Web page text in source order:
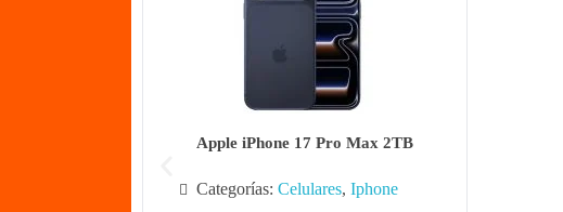
Apple iPhone 17 Pro Max 2TB
Categorías:Celulares,Iphone